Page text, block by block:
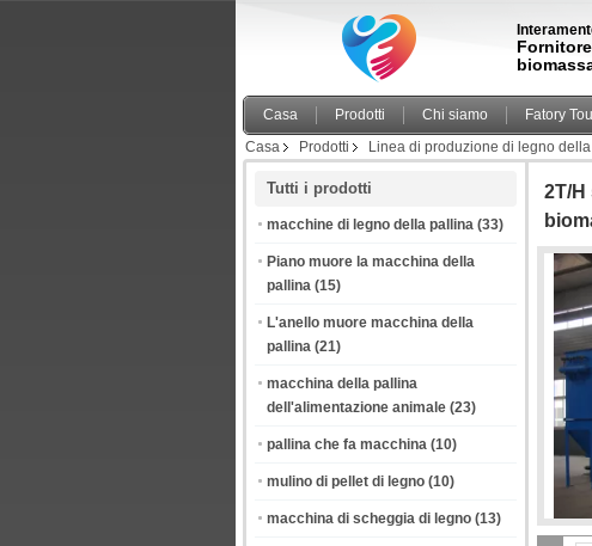
Casa Prodotti Chi siamo Fatory
Casa
Prodotti Linea di produzione di legno
Tutti i prodotti
macchine di legno della pallina (33)
Piano muore la macchina della
pallina (15)
L'anello muore macchina della
pallina (21)
macchina della pallina
dell'alimentazione animale (23)
pallina che fa macchina (10)
mulino di pellet di legno (10)
macchina di scheggia di legno (13)
2T/